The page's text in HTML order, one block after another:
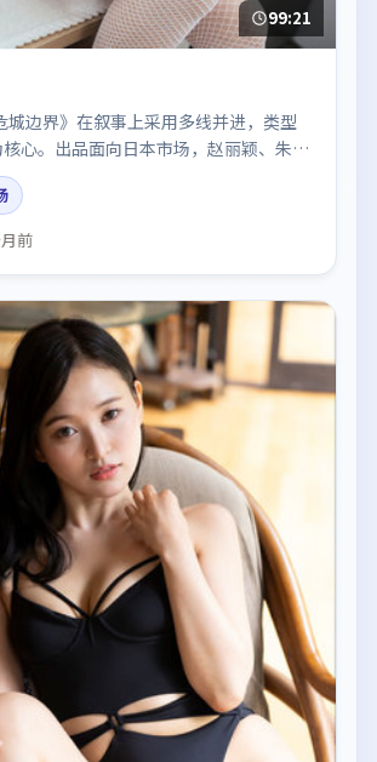
99:21
城边界》在叙事上采用多线并进，类型
心。出品面向日本市场，赵丽颖、朱一
所饰角色推动关键反转，结尾留白引发讨
前